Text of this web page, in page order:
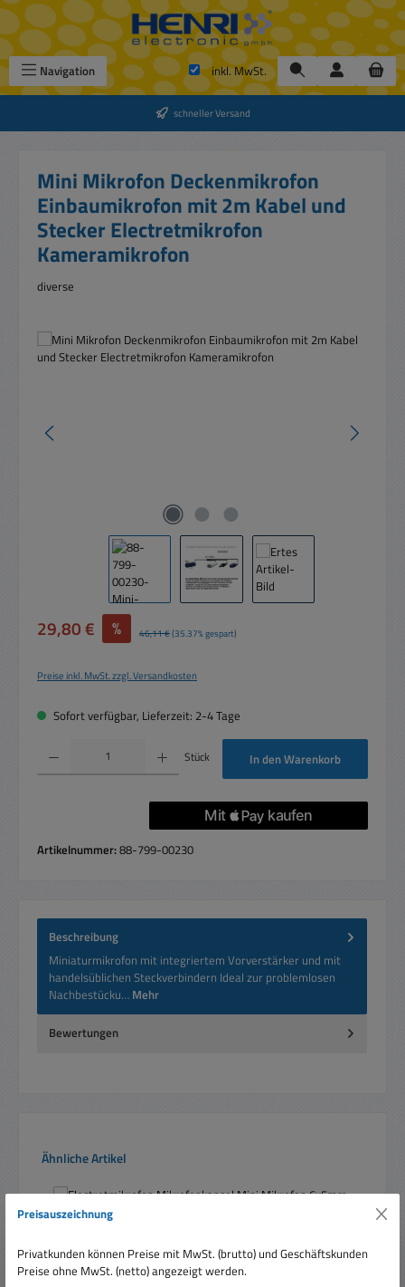
Zum Hauptinhalt springen
Navigation inkl. MwSt.
schneller Versand
Mini Mikrofon Deckenmikrofon
Einbaumikrofon mit 2m Kabel und
Stecker Electretmikrofon
Kameramikrofon
diverse
Bildergalerie überspringen
Verkaufspreis:
29,80 € % Regulärer Preis:
46,11 €(35.37% gespart)
Preise inkl. MwSt. zzgl. Versandkosten
Sofort verfügbar, Lieferzeit: 2-4 Tage
Produkt Anzahl: Gib den gewünschten Wert ein oder benutze die Schaltflächen um
Stück In den Warenkorb
Artikelnummer:88-799-00230
Beschreibung
Miniaturmikrofon mit integriertem Vorverstärker und mit
handelsüblichen Steckverbindern Ideal zur problemlosen
Nachbestücku… Mehr
Bewertungen
Produktgalerie überspringen
Ähnliche Artikel
Preisauszeichnung
Privatkunden können Preise mit MwSt. (brutto) und Geschäftskunden
Preise ohne MwSt. (netto) angezeigt werden.